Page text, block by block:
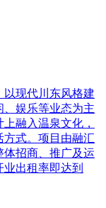
现代川东风格建
娱乐等业态为主
融入温泉文化，
式。项目由融汇
招商、推广及运
出租率即达到